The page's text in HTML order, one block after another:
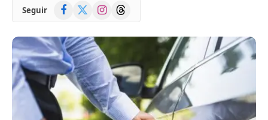
Seguir Facebook
(Twitter)
InstagramThreads